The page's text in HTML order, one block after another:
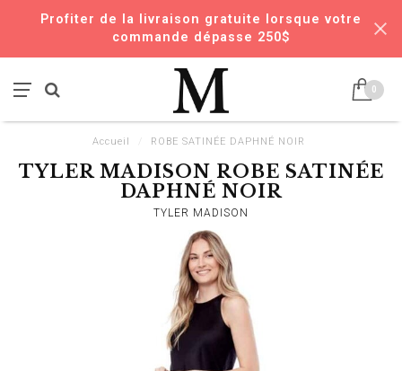
Profiter de la livraison gratuite lorsque votre
commande dépasse 250$
0
Accueil ROBE SATINÉE DAPHNÉ NOIR
TYLER MADISON ROBE SATINÉE
DAPHNÉ NOIR
TYLER MADISON